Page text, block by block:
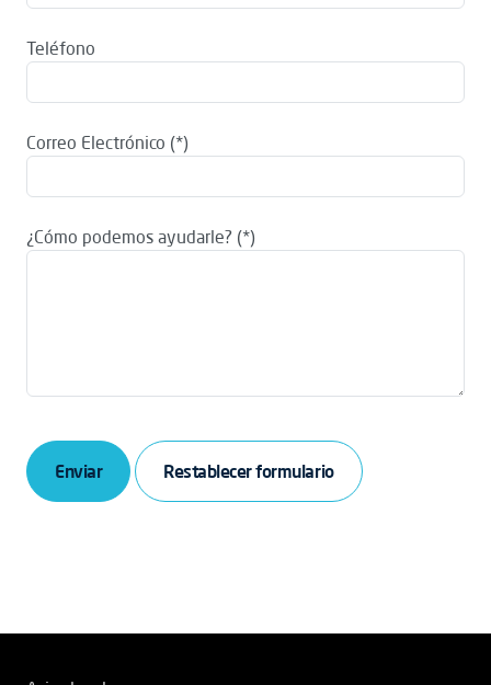
Teléfono
Correo Electrónico
¿Cómo podemos ayudarle?
Enviar